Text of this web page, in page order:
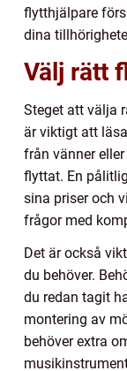
flytthjälpare
dina
Välj rätt
Steget att välja
är viktigt att
från vänner
flyttat. En
sina priser och
frågor med
Det är också
du behöver.
du redan tagit
montering av
behöver extra